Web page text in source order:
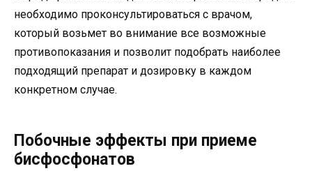
необходимо проконсультироваться с врачом,
который возьмет во внимание все возможные
противопоказания и позволит подобрать наиболее
подходящий препарат и дозировку в каждом
конкретном случае.
Побочные эффекты при приеме
бисфосфонатов